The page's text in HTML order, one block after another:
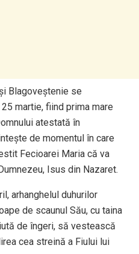
Blagoveștenie se
martie, fiind prima mare
atestată în
de momentul în care
Fecioarei Maria că va
Isus din Nazaret.
arhanghelul duhurilor
de scaunul Său, cu taina
de îngeri, să vestească
cea streină a Fiului lui